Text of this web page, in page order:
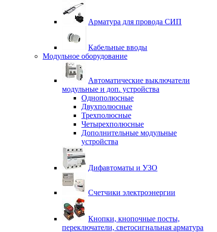
Арматура для провода СИП
Кабельные вводы
Модульное оборудование
Автоматические выключатели
модульные и доп. устройства
Однополюсные
Двухполюсные
Трехполюсные
Четырехполюсные
Дополнительные модульные
устройства
Дифавтоматы и УЗО
Счетчики электроэнергии
Кнопки, кнопочные посты,
переключатели, светосигнальная арматура